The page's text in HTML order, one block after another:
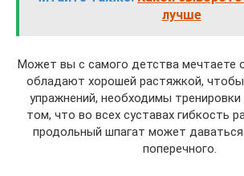
лучше
Может вы с самого детства мечтаете
обладают хорошей растяжкой,
упражнений, необходимы тренировки
том, что во всех суставах гибкость
продольный шпагат может даваться
поперечного.